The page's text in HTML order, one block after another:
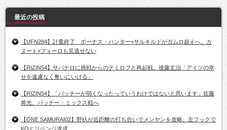
最近の投稿
【UFN284】計量終了 ボーナス・ハンター=サルキルドがガムロ超えへ。カ
ヌート×フォーロも見逃せない
【RIZIN54】サバテロに挑戦からのテミロフと再起戦。後藤丈治「アイツの幸
せを遠慮なく奪いにいける」
【RIZIN54】「パッチーが弱くなったっていうわけではないと思います」佐藤
将光、パッチー・ミックス戦へ
【ONE SAMURAI02】野杁が近距離の打ち合いでメンヤンを攻略。左フックで
KOとリベンジ達成